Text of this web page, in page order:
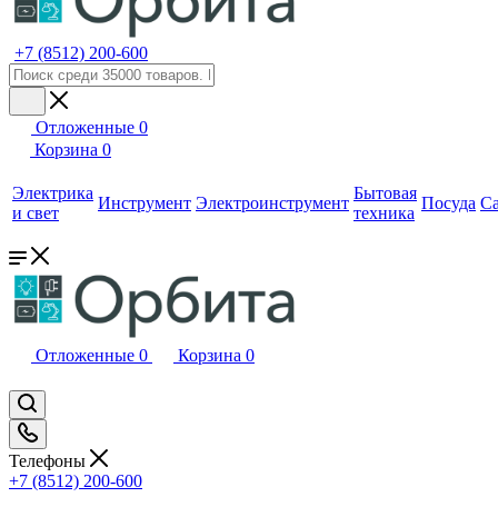
+7 (8512) 200-600
Отложенные 0
Корзина 0
Электрика
и свет
Инструмент Электроинструмент
Бытовая
техника
Посуда
Отложенные 0 Корзина 0
Телефоны
+7 (8512) 200-600